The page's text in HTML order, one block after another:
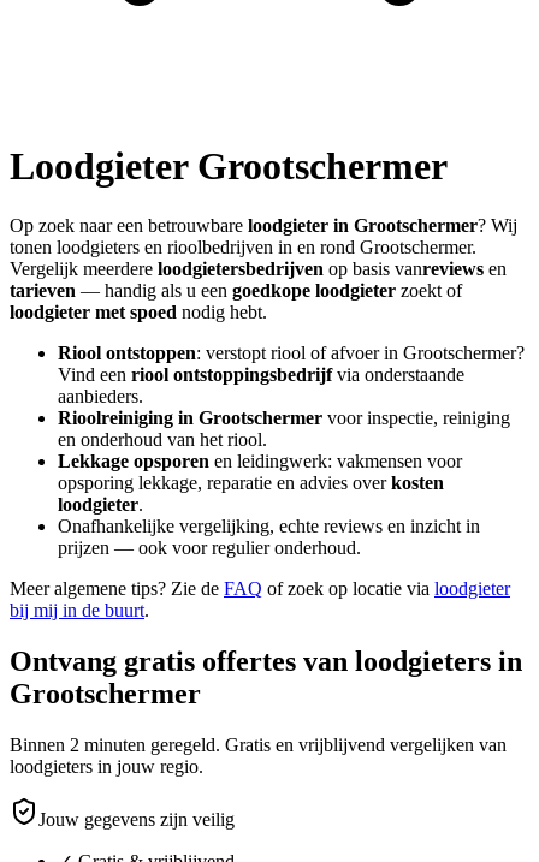
Loodgieter Grootschermer
Op zoek naar een betrouwbare loodgieter in Grootschermer? Wij
tonen loodgieters en rioolbedrijven in en rond Grootschermer.
Vergelijk meerdere loodgietersbedrijven op basis vanreviews en
tarieven — handig als u een goedkope loodgieter zoekt of
loodgieter met spoed nodig hebt.
Riool ontstoppen: verstopt riool of afvoer in Grootschermer?
Vind een riool ontstoppingsbedrijfvia onderstaande
aanbieders.
Rioolreiniging in Grootschermer voor inspectie, reiniging
en onderhoud van het riool.
Lekkage opsporen en leidingwerk: vakmensen voor
opsporing lekkage, reparatie en advies overkosten
loodgieter.
Onafhankelijke vergelijking, echte reviews en inzicht in
prijzen — ook voor regulier onderhoud.
Meer algemene tips? Zie de FAQ of zoek op locatie via loodgieter
bij mij in de buurt.
Ontvang gratis offertes van loodgieters in
Grootschermer
Binnen 2 minuten geregeld. Gratis en vrijblijvend vergelijken van
loodgieters in jouw regio.
Jouw gegevens zijn veilig